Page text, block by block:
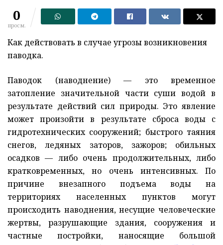
0
просм.
Как действовать в случае угрозы возникновения
паводка.
Паводок (наводнение) — это временное
затопление значительной части суши водой в
результате действий сил природы. Это явление
может произойти в результате сброса воды с
гидротехнических сооружений; быстрого таяния
снегов, ледяных заторов, зажоров; обильных
осадков — либо очень продолжительных, либо
кратковременных, но очень интенсивных. По
причине внезапного подъема воды на
территориях населенных пунктов могут
происходить наводнения, несущие человеческие
жертвы, разрушающие здания, сооружения и
частные постройки, наносящие большой